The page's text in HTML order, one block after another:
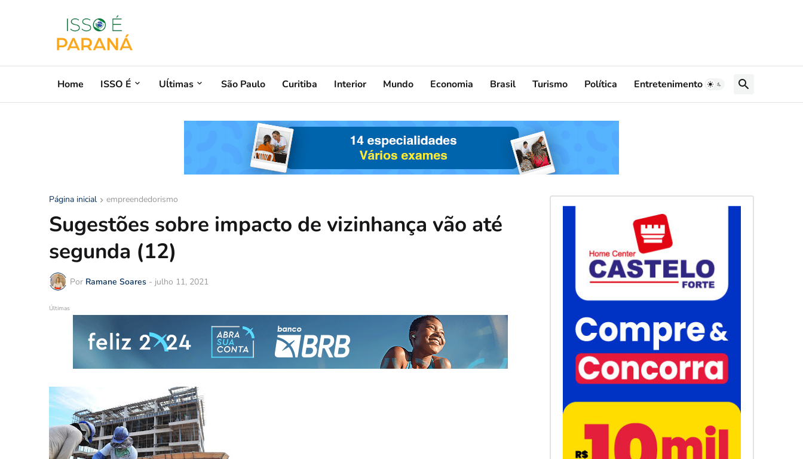
Home ISSO É Uĺtimas São Paulo Curitiba Interior Mundo Economia Brasil Turismo Política Entretenimento
Página inicial empreendedorismo
Sugestões sobre impacto de vizinhança vão até
segunda (12)
Por Ramane Soares - julho 11, 2021
Últimas